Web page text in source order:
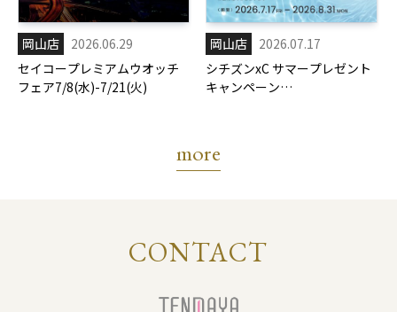
岡山店
2026.06.29
セイコープレミアムウオッチ
フェア7/8(水)-7/21(火)
岡山店
2026.07.17
シチズンxC サマープレゼント
キャンペーン
more
CONTACT